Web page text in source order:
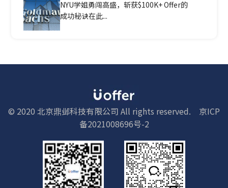
NYU学姐勇闯高盛，斩获$100K+ Offer的
成功秘诀在此...
© 2020 北京鼎邺科技有限公司 All rights reserved.
京ICP
备2021008696号-2